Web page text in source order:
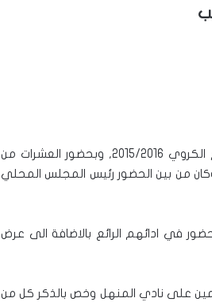
نظمت ادارة فريق المنهل لكرة السلة في جت مساء اليوم حفل اختتام للموسم الكروي 2015/2016, وبحضور العشرات من
وكان من بين الحضور رئيس المجلس المحلي
في ادائهم الرائع بالاضافة الى عرض
على نادي المنهل وخص بالذكر كل من